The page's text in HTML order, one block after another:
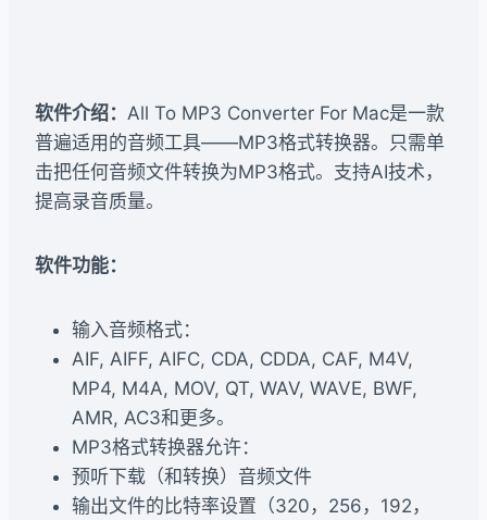
软件介绍： All To MP3 Converter For Mac是一款
普遍适用的音频工具——MP3格式转换器。只需单
击把任何音频文件转换为MP3格式。支持AI技术，
提高录音质量。
软件功能：
输入音频格式：
AIF, AIFF, AIFC, CDA, CDDA, CAF, M4V,
MP4, M4A, MOV, QT, WAV, WAVE, BWF,
AMR, AC3和更多。
MP3格式转换器允许：
预听下载（和转换）音频文件
输出文件的比特率设置（320，256，192，